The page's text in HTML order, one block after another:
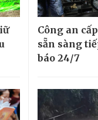
Công an
sẵn sàng
báo 24/7